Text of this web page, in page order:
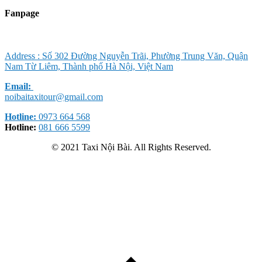
Fanpage
Address : Số 302 Đường Nguyễn Trãi, Phường Trung Văn, Quận
Nam Từ Liêm, Thành phố Hà Nội, Việt Nam
Email:
noibaitaxitour@gmail.com
Hotline: 0973 664 568
Hotline: 081 666 5599
© 2021 Taxi Nội Bài. All Rights Reserved.